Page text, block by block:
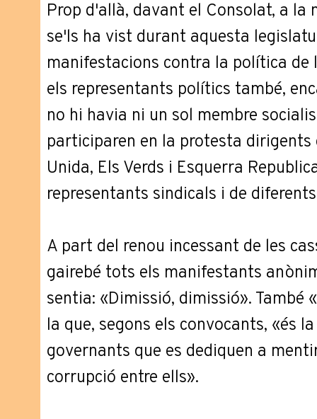
Prop d'allà, davant el Consolat, a la
se'ls ha vist durant aquesta
manifestacions contra la política de
els representants polítics també,
no hi havia ni un sol membre
participaren en la protesta dirigents
Unida, Els Verds i Esquerra
representants sindicals i de
A part del renou incessant de les
gairebé tots els manifestants
sentia: «Dimissió, dimissió». També
la que, segons els convocants, «és
governants que es dediquen a
corrupció entre ells».